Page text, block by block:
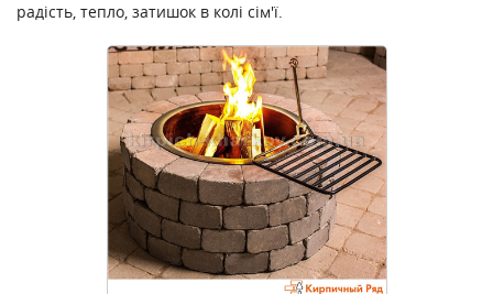
радість, тепло, затишок в колі сім'ї.